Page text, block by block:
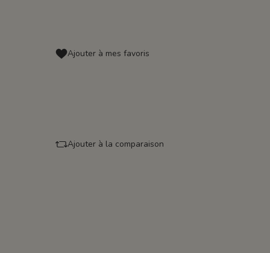
Ajouter à mes favoris
Ajouter à la comparaison